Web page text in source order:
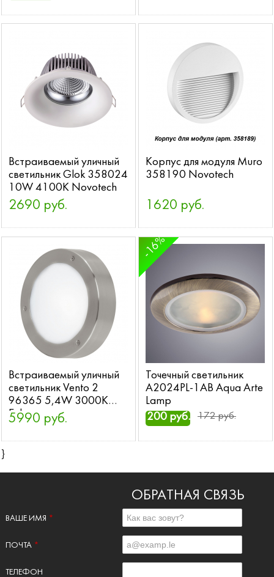
Встраиваемый уличный
светильник Glok 358024
10W 4100K Novotech
2690 руб.
Корпус для модуля Muro
358190 Novotech
1620 руб.
Встраиваемый уличный
светильник Vento 2
96365 5,4W 3000K
Eglo
5990 руб.
Точечный светильник
A2024PL-1AB Aqua Arte
Lamp
-16%
200 руб. 172 руб.
}
ОБРАТНАЯ СВЯЗЬ
ВАШЕ ИМЯ *
ПОЧТА *
ТЕЛЕФОН